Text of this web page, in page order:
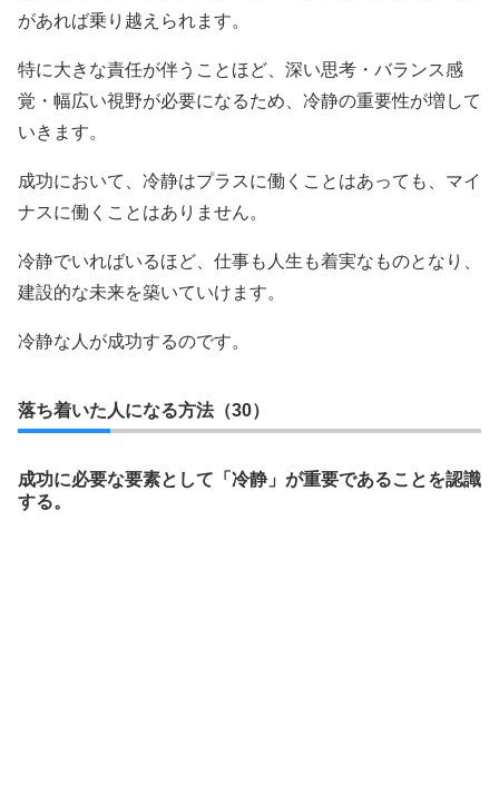
があれば乗り越えられます。
特に大きな責任が伴うことほど、深い思考・バランス感
覚・幅広い視野が必要になるため、冷静の重要性が増して
いきます。
成功において、冷静はプラスに働くことはあっても、マイ
ナスに働くことはありません。
冷静でいればいるほど、仕事も人生も着実なものとなり、
建設的な未来を築いていけます。
冷静な人が成功するのです。
落ち着いた人になる方法（30）
成功に必要な要素として「冷静」が重要であることを認識
する。